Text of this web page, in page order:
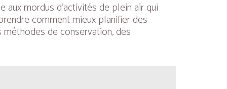
mordus d’activités de plein air qui
comment mieux planifier des
de conservation, des